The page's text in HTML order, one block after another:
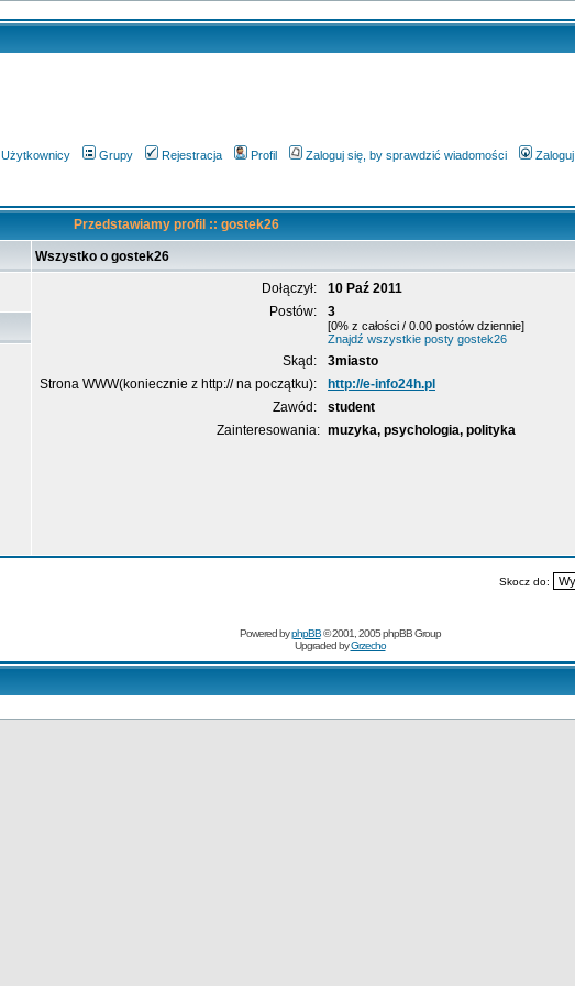
Użytkownicy Grupy Rejestracja Profil Zaloguj się, by sprawdzić wiadomości Zaloguj
Przedstawiamy profil :: gostek26
Wszystko o gostek26
Dołączył:
10 Paź 2011
Postów:
3
[0% z całości / 0.00 postów dziennie]
Znajdź wszystkie posty gostek26
Skąd:
3miasto
Strona WWW(koniecznie z http:// na początku):
http://e-info24h.pl
Zawód:
student
Zainteresowania: muzyka, psychologia, polityka
Skocz do:
Powered byphpBB© 2001, 2005 phpBB Group
Upgraded byGrzecho